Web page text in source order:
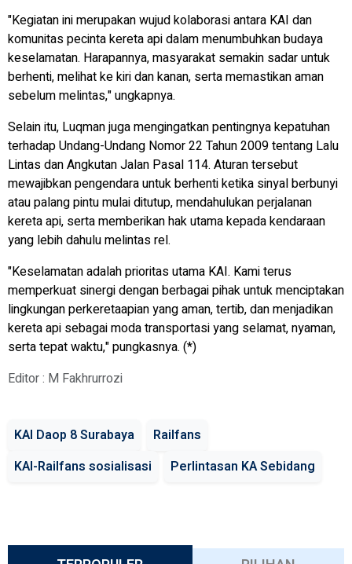
"Kegiatan ini merupakan wujud kolaborasi antara KAI dan
komunitas pecinta kereta api dalam menumbuhkan budaya
keselamatan. Harapannya, masyarakat semakin sadar untuk
berhenti, melihat ke kiri dan kanan, serta memastikan aman
sebelum melintas," ungkapnya.
Selain itu, Luqman juga mengingatkan pentingnya kepatuhan
terhadap Undang-Undang Nomor 22 Tahun 2009 tentang Lalu
Lintas dan Angkutan Jalan Pasal 114. Aturan tersebut
mewajibkan pengendara untuk berhenti ketika sinyal berbunyi
atau palang pintu mulai ditutup, mendahulukan perjalanan
kereta api, serta memberikan hak utama kepada kendaraan
yang lebih dahulu melintas rel.
"Keselamatan adalah prioritas utama KAI. Kami terus
memperkuat sinergi dengan berbagai pihak untuk menciptakan
lingkungan perkeretaapian yang aman, tertib, dan menjadikan
kereta api sebagai moda transportasi yang selamat, nyaman,
serta tepat waktu," pungkasnya. (*)
Editor : M Fakhrurrozi
KAI Daop 8 Surabaya
Railfans
KAI-Railfans sosialisasi
Perlintasan KA Sebidang